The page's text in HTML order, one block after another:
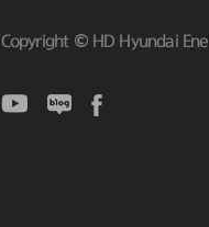
Copyright © HD Hyundai